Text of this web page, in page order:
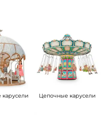
Цепочные карусели